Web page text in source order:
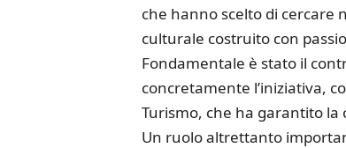
che hanno scelto di
culturale costruito con
Fondamentale è stato il
concretamente l’iniziativa,
Turismo, che ha garantito la
Un ruolo altrettanto